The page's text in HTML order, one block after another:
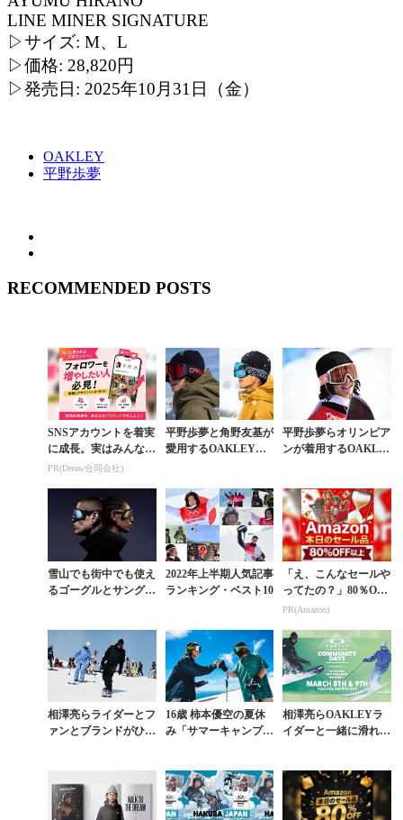
LINE MINER SIGNATURE
▷サイズ: M、L
▷価格: 28,820円
▷発売日: 2025年10月31日（金）
OAKLEY
平野歩夢
RECOMMENDED POSTS
SNSアカウントを着実
に成長。実はみんなコ
コ使ってます。
PR(Dreaw合同会社)
平野歩夢と角野友基が
愛用するOAKLEY日
平野歩夢らオリンピア
ンが着用するOAKLE
雪山でも街中でも使え
るゴーグルとサングラ
2022年上半期人気記事
ランキング・ベスト10
「え、こんなセールや
ってたの？」80％OFF
以上が続々登場！Am
PR(Amazon)
相澤亮らライダーとフ
ァンとブランドがひと
16歳 柿本優空の夏休
み「サマーキャンプの
相澤亮らOAKLEYラ
イダーと一緒に滑れる
八方尾...